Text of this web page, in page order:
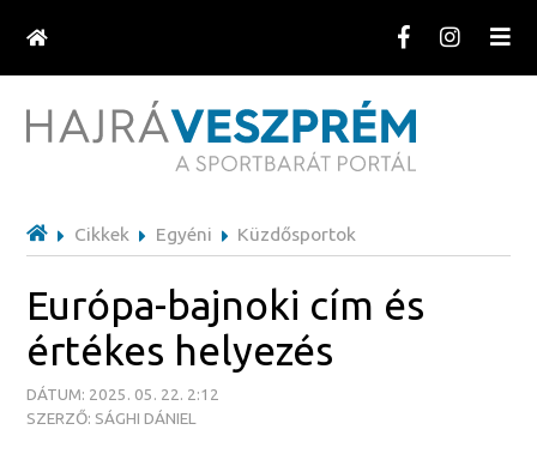
Cikkek Egyéni Küzdősportok
Európa-bajnoki cím és
értékes helyezés
DÁTUM: 2025. 05. 22. 2:12
SZERZŐ: SÁGHI DÁNIEL